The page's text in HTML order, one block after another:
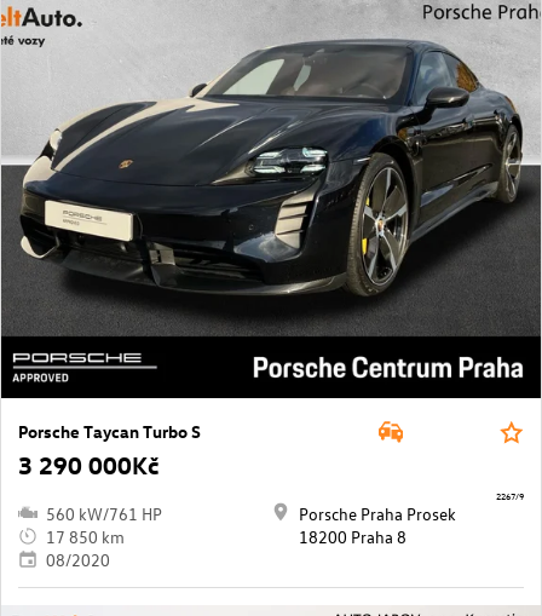
Porsche Taycan Turbo S
3 290 000Kč
560 kW/761 HP
17 850 km
08/2020
Porsche Praha Prosek
18200 Praha 8
2267/9